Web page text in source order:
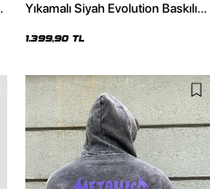
Yıkamalı Siyah Evolution Baskılı
Hoodie
1.399,90 TL